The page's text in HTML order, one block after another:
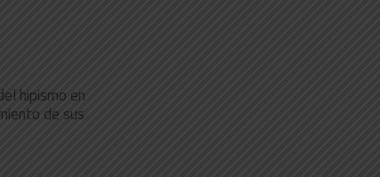
hipismo en
de sus